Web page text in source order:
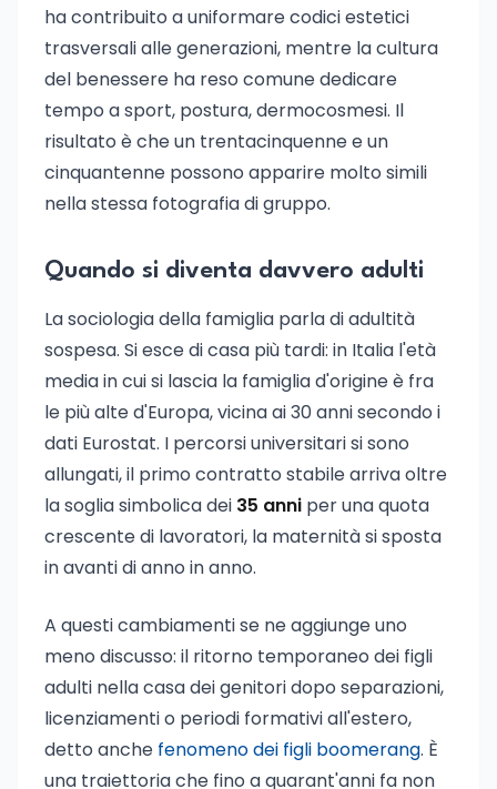
ha contribuito a uniformare codici estetici
trasversali alle generazioni, mentre la cultura
del benessere ha reso comune dedicare
tempo a sport, postura, dermocosmesi. Il
risultato è che un trentacinquenne e un
cinquantenne possono apparire molto simili
nella stessa fotografia di gruppo.
Quando si diventa davvero adulti
La sociologia della famiglia parla di adultità
sospesa. Si esce di casa più tardi: in Italia l'età
media in cui si lascia la famiglia d'origine è fra
le più alte d'Europa, vicina ai 30 anni secondo i
dati Eurostat. I percorsi universitari si sono
allungati, il primo contratto stabile arriva oltre
la soglia simbolica dei 35 anni per una quota
crescente di lavoratori, la maternità si sposta
in avanti di anno in anno.
A questi cambiamenti se ne aggiunge uno
meno discusso: il ritorno temporaneo dei figli
adulti nella casa dei genitori dopo separazioni,
licenziamenti o periodi formativi all'estero,
detto anche fenomeno dei figli boomerang. È
una traiettoria che fino a quarant'anni fa non